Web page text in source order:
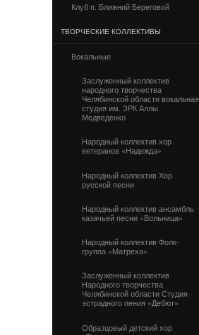
Клуб п. Ближний Береговой
ТВОРЧЕСКИЕ КОЛЛЕКТИВЫ
Вокальные
Заслуженный коллектив
народного творчества
Челябинской области вокальная
студия им. ЗРК Аллы
Медведенко
Народный коллектив хор
ветеранов «Надежда»
Народный коллектив Хор
русской песни
Народный коллектив ансамбль
казачьей песни «Вольница»
Народный коллектив Фолк-
группа «Матреха»
Заслуженный коллектив
Народного творчества
Челябинской области Студия
эстрадного пения «Дебют»
Образцовый детский хор